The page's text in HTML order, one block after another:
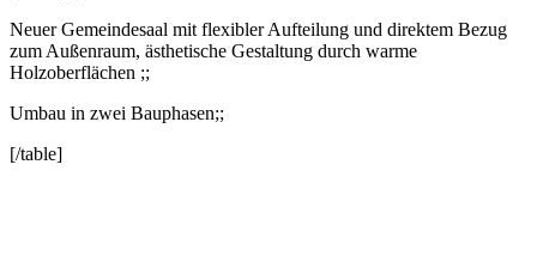
Neuer Gemeindesaal mit flexibler Aufteilung und direktem Bezug
zum Außenraum, ästhetische Gestaltung durch warme
Holzoberflächen ;;
Umbau in zwei Bauphasen;;
[/table]